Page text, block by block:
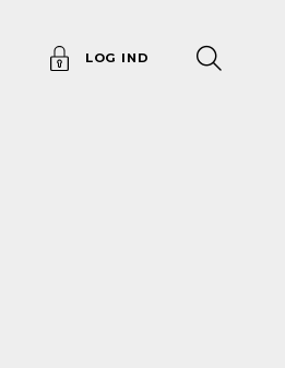
LOG IND